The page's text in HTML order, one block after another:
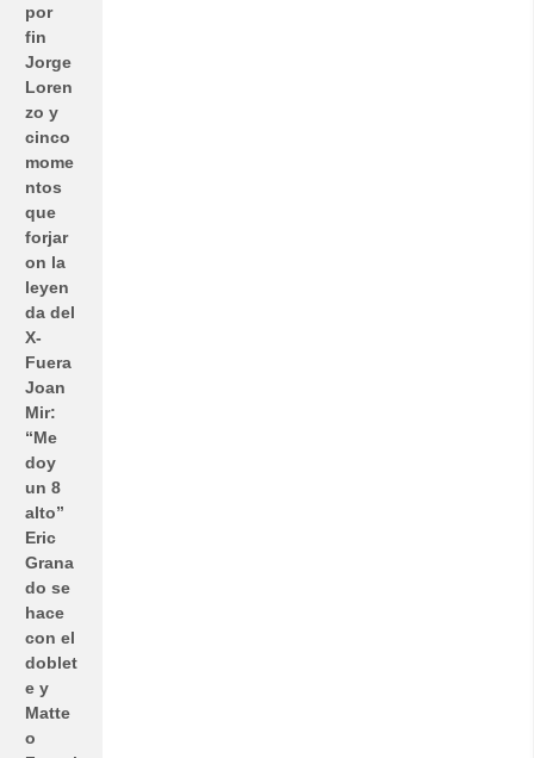
por
fin
Jorge
Loren
zo y
cinco
mome
ntos
que
forjar
on la
leyen
da del
X-
Fuera
Joan
Mir:
“Me
doy
un 8
alto”
Eric
Grana
do se
hace
con el
doblet
e y
Matte
o